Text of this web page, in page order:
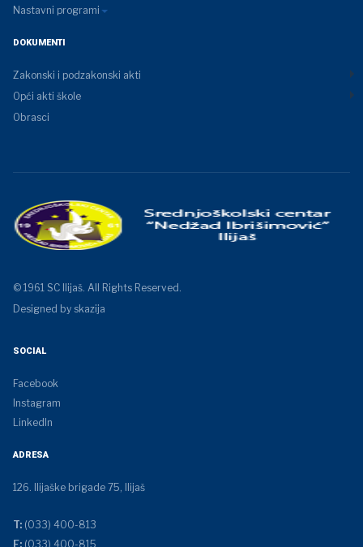
Nastavni programi
DOKUMENTI
Zakonski i podzakonski akti
Opći akti škole
Obrasci
© 1961 SC Ilijaš. All Rights Reserved.
Designed by skazija
SOCIAL
Facebook
Instagram
LinkedIn
ADRESA
126. Ilijaške brigade 75, Ilijaš
T: (033) 400-813
F: (033) 400-815